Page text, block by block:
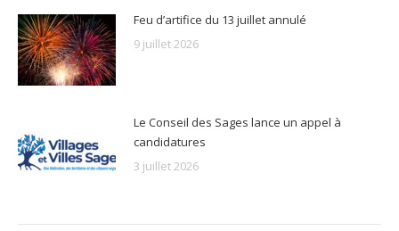
Feu d’artifice du 13 juillet annulé
9 juillet 2026
Le Conseil des Sages lance un appel à
candidatures
3 juillet 2026